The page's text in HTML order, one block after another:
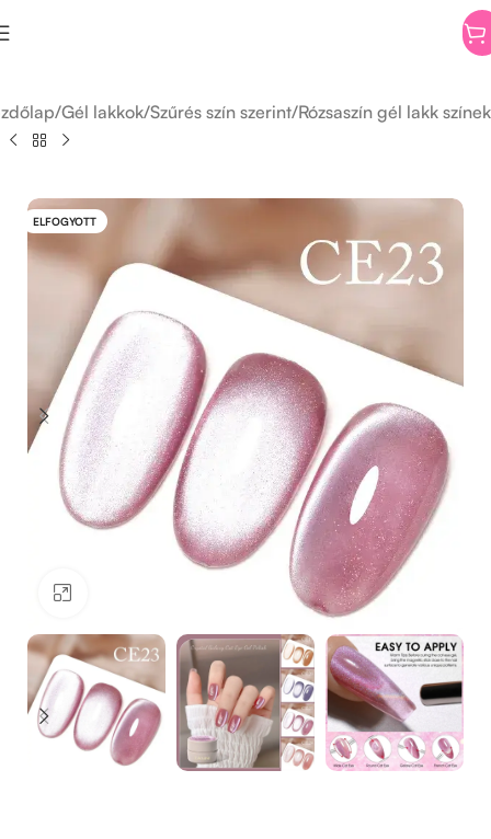
/Gél lakkok/Szűrés szín szerint/Rózsaszín gél lakk színek
ELFOGYOTT